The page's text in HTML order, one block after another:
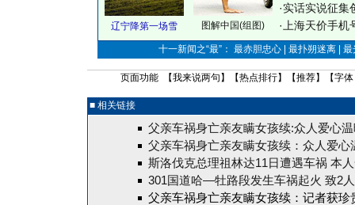
辽宁降第一场雪 图解中国(组图)
·实话实说征集
· 上海天价手
十一新闻之“最”： 最赤胆忠心 | 最扑朔迷离 |
页面功能 【我来说两句 】【热点排行】【推荐】【字体
■ 相关链接
父亲车祸身亡亲友瞒女孩续:众人爱心
父亲车祸身亡亲友瞒女孩续：众人爱心
斯洛伐克总理祖林达11日遭遇车祸 本
301国道哈—牡路段发生车祸起火 致2
父亲车祸身亡亲友瞒女孩续：记者获珍